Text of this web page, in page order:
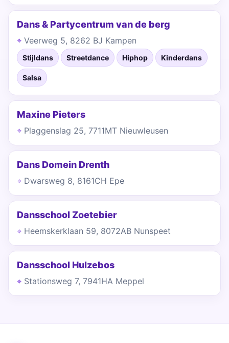
Dans & Partycentrum van de berg
Veerweg 5, 8262 BJ Kampen
Stijldans Streetdance Hiphop Kinderdans
Salsa
Maxine Pieters
Plaggenslag 25, 7711MT Nieuwleusen
Dans Domein Drenth
Dwarsweg 8, 8161CH Epe
Dansschool Zoetebier
Heemskerklaan 59, 8072AB Nunspeet
Dansschool Hulzebos
Stationsweg 7, 7941HA Meppel